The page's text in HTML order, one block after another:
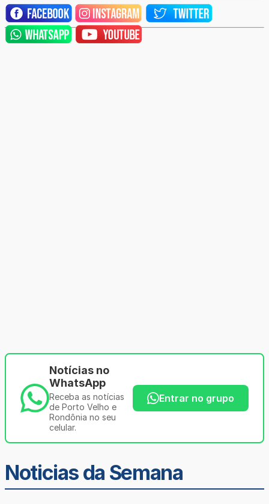
Notícias no
WhatsApp
Receba as notícias
de Porto Velho e
Rondônia no seu
celular.
Entrar no grupo
Noticias da Semana